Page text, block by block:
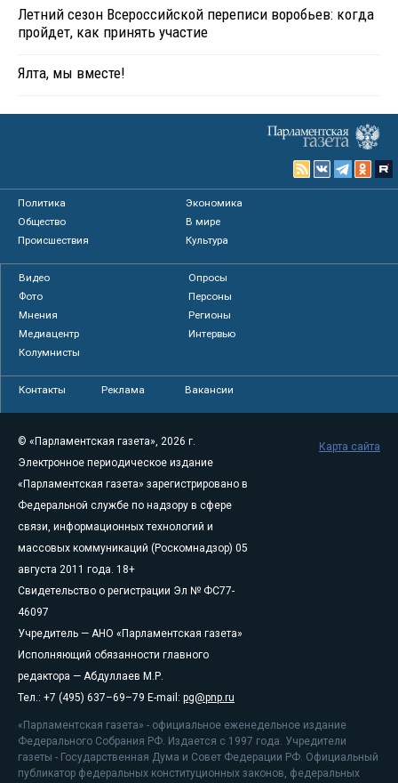
Летний сезон Всероссийской переписи воробьев: когда
пройдет, как принять участие
Ялта, мы вместе!
Политика
Экономика
Общество
В мире
Происшествия
Культура
Видео
Опросы
Фото
Персоны
Мнения
Регионы
Медиацентр
Интервью
Колумнисты
Контакты Реклама Вакансии
© «Парламентская газета», 2026 г.
Электронное периодическое издание
«Парламентская газета» зарегистрировано в
Федеральной службе по надзору в сфере
связи, информационных технологий и
массовых коммуникаций (Роскомнадзор) 05
августа 2011 года. 18+
Свидетельство о регистрации Эл № ФС77-
46097
Учредитель — АНО «Парламентская газета»
Исполняющий обязанности главного
редактора — Абдуллаев М.Р.
Тел.: +7 (495) 637–69–79 E-mail: pg@pnp.ru
«Парламентская газета» - официальное еженедельное издание
Федерального Собрания РФ. Издается с 1997 года. Учредители
газеты - Государственная Дума и Совет Федерации РФ. Официальный
публикатор федеральных конституционных законов, федеральных
Карта сайта